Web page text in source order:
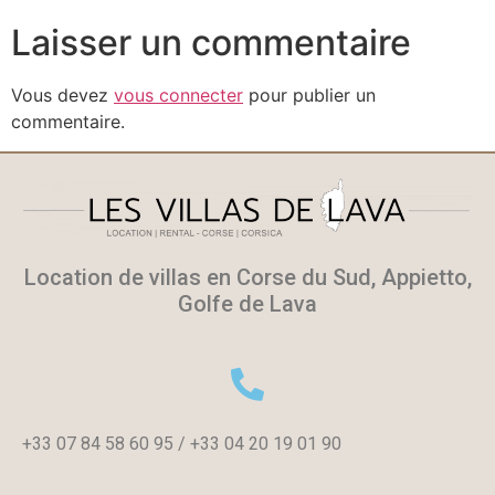
Laisser un commentaire
Vous devez vous connecter pour publier un
commentaire.
Location de villas en Corse du Sud, Appietto,
Golfe de Lava
+33 07 84 58 60 95 / +33 04 20 19 01 90